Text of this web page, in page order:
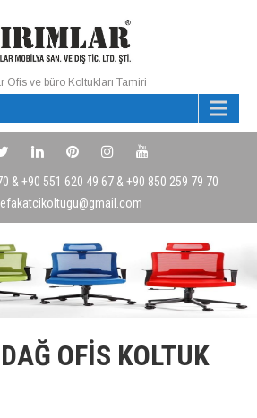
Ofis ve büro Koltukları Tamiri
& +90 551 620 49 67 & +90 850 259 79 70
OFIS KOLTUK